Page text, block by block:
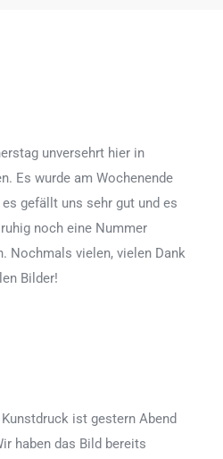
unversehrt hier in
Es wurde am Wochenende
gefällt uns sehr gut und es
noch eine Nummer
Nochmals vielen, vielen Dank
Bilder!
ist gestern Abend
haben das Bild bereits